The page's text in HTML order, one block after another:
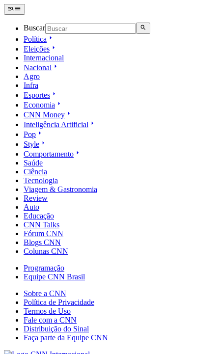
Buscar
Política
Eleições
Internacional
Nacional
Agro
Infra
Esportes
Economia
CNN Money
Inteligência Artificial
Pop
Style
Comportamento
Saúde
Ciência
Tecnologia
Viagem & Gastronomia
Review
Auto
Educação
CNN Talks
Fórum CNN
Blogs CNN
Colunas CNN
Programação
Equipe CNN Brasil
Sobre a CNN
Política de Privacidade
Termos de Uso
Fale com a CNN
Distribuição do Sinal
Faça parte da Equipe CNN